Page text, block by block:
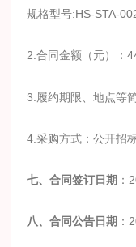
规格型号:HS-STA-
2.合同金额（元）：
3.履约期限、地点等
4.采购方式：公开招
七、合同签订日期 ：
八、合同公告日期 ：